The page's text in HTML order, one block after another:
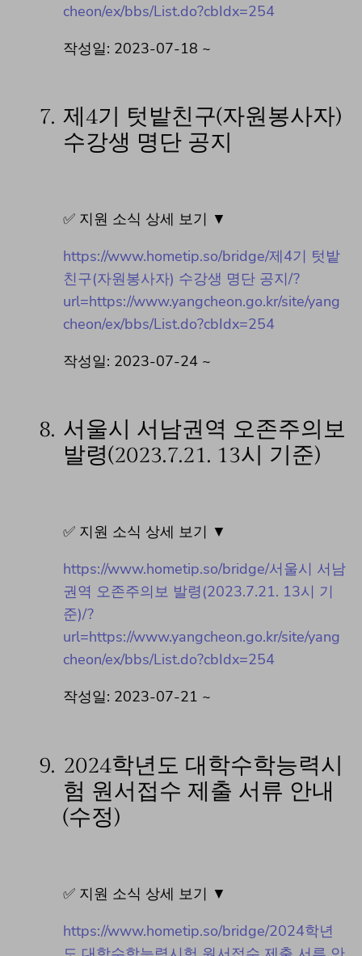
cheon/ex/bbs/List.do?cbIdx=254
작성일: 2023-07-18 ~
7. 제4기 텃밭친구(자원봉사자)
수강생 명단 공지
✅ 지원 소식 상세 보기 ▼
https://www.hometip.so/bridge/제4기 텃밭
친구(자원봉사자) 수강생 명단 공지/?
url=https://www.yangcheon.go.kr/site/yang
cheon/ex/bbs/List.do?cbIdx=254
작성일: 2023-07-24 ~
8. 서울시 서남권역 오존주의보
발령(2023.7.21. 13시 기준)
✅ 지원 소식 상세 보기 ▼
https://www.hometip.so/bridge/서울시 서남
권역 오존주의보 발령(2023.7.21. 13시 기
준)/?
url=https://www.yangcheon.go.kr/site/yang
cheon/ex/bbs/List.do?cbIdx=254
작성일: 2023-07-21 ~
9. 2024학년도 대학수학능력시
험 원서접수 제출 서류 안내
(수정)
✅ 지원 소식 상세 보기 ▼
https://www.hometip.so/bridge/2024학년